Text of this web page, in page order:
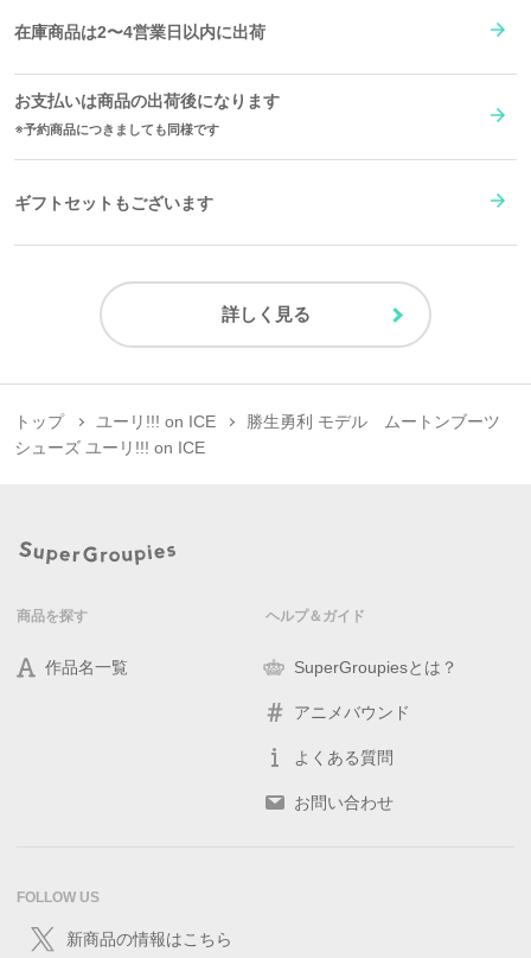
在庫商品は2〜4営業日以内に出荷
お支払いは商品の出荷後になります
予約商品につきましても同様です
ギフトセットもございます
詳しく見る
トップ ユーリ!!! on ICE
勝生勇利 モデル ムートンブーツ
シューズ ユーリ!!! on ICE
商品を探す
作品名一覧
ヘルプ＆ガイド
SuperGroupiesとは？
アニメバウンド
よくある質問
お問い合わせ
FOLLOW US
新商品の情報はこちら